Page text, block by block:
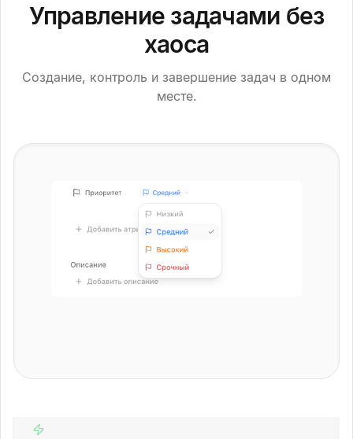
Управление задачами без
хаоса
Создание, контроль и завершение задач в одном
месте.